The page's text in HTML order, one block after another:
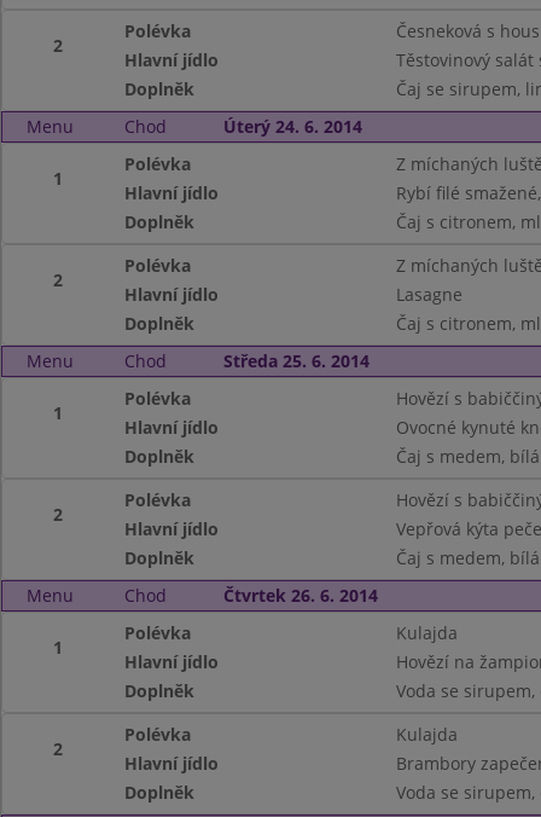
2
Polévka
Česneková s
Hlavní jídlo
Těstovinový salát
Doplněk
Čaj se sirupem,
Menu
Chod Úterý 24. 6. 2014
1
Polévka
Z míchaných
Hlavní jídlo
Rybí filé
Doplněk
Čaj s citronem,
2
Polévka
Z míchaných
Hlavní jídlo
Lasagne
Doplněk
Čaj s citronem,
Menu
Chod Středa 25. 6. 2014
1
Polévka
Hovězí s
Hlavní jídlo
Ovocné kynuté
Doplněk
Čaj s medem,
2
Polévka
Hovězí s
Hlavní jídlo
Vepřová kýta
Doplněk
Čaj s medem,
Menu
Chod Čtvrtek 26. 6. 2014
1
Polévka
Kulajda
Hlavní jídlo
Hovězí na
Doplněk
Voda se
2
Polévka
Kulajda
Hlavní jídlo
Brambory
Doplněk
Voda se